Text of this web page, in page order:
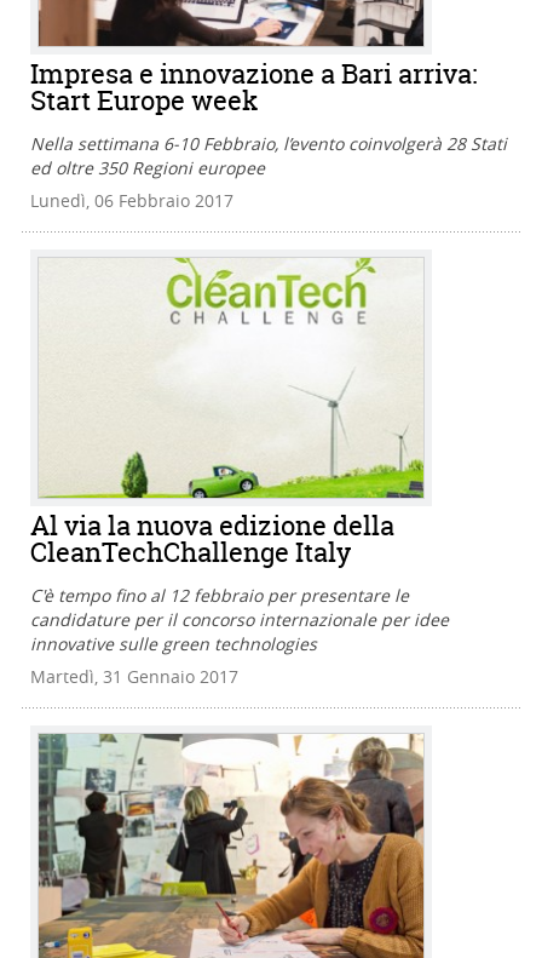
Impresa e innovazione a Bari arriva:
Start Europe week
Nella settimana 6-10 Febbraio, l’evento coinvolgerà 28 Stati
ed oltre 350 Regioni europee
Lunedì, 06 Febbraio 2017
Al via la nuova edizione della
CleanTechChallenge Italy
C'è tempo fino al 12 febbraio per presentare le
candidature per il concorso internazionale per idee
innovative sulle green technologies
Martedì, 31 Gennaio 2017